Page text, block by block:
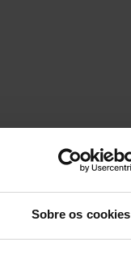
Sobre os cookies